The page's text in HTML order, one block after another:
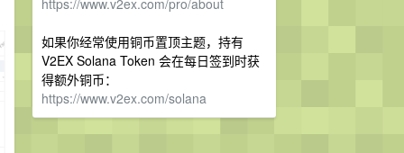
https://www.v2ex.com/pro/about
如果你经常使用铜币置顶主题，持有
V2EX Solana Token 会在每日签到时获
得额外铜币：
https://www.v2ex.com/solana